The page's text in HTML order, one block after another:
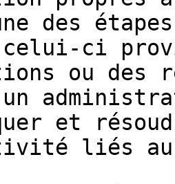
des
celui-ci
ou des
et
liés